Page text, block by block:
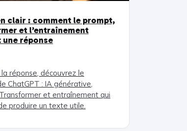
clair : comment le prompt,
et l’entraînement
réponse
réponse, découvrez le
ChatGPT : IA générative,
et entraînement qui
produire un texte utile.